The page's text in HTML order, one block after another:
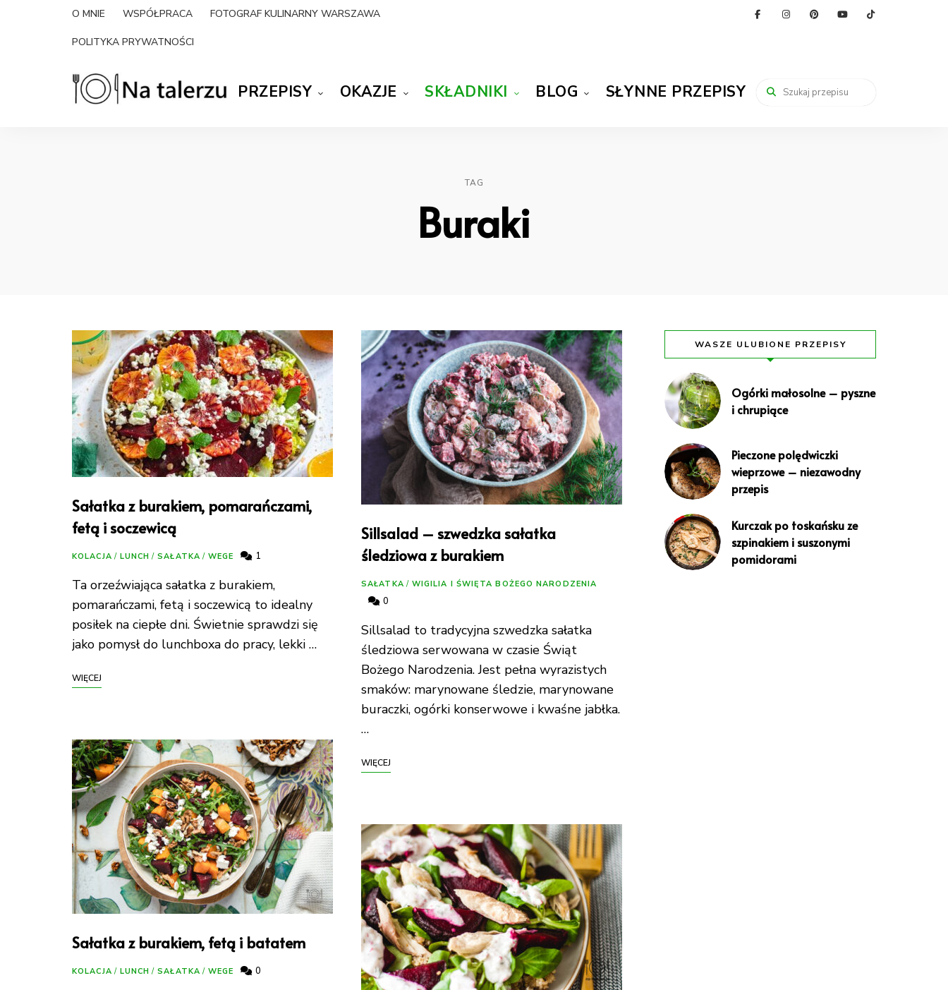
O MNIE WSPÓŁPRACA FOTOGRAF KULINARNY WARSZAWA
POLITYKA PRYWATNOŚCI
PRZEPISY OKAZJE SKŁADNIKI BLOG SŁYNNE PRZEPISY
TAG
Buraki
Sałatka z burakiem, pomarańczami,
fetą i soczewicą
KOLACJA / LUNCH / SAŁATKA / WEGE 1
Ta orzeźwiająca sałatka z burakiem,
pomarańczami, fetą i soczewicą to idealny
posiłek na ciepłe dni. Świetnie sprawdzi się
jako pomysł do lunchboxa do pracy, lekki …
WIĘCEJ
Sałatka z burakiem, fetą i batatem
KOLACJA / LUNCH / SAŁATKA / WEGE 0
Sillsalad – szwedzka sałatka
śledziowa z burakiem
SAŁATKA / WIGILIA I ŚWIĘTA BOŻEGO NARODZENIA
0
Sillsalad to tradycyjna szwedzka sałatka
śledziowa serwowana w czasie Świąt
Bożego Narodzenia. Jest pełna wyrazistych
smaków: marynowane śledzie, marynowane
buraczki, ogórki konserwowe i kwaśne jabłka.
…
WIĘCEJ
WASZE ULUBIONE PRZEPISY
Ogórki małosolne – pyszne
i chrupiące
Pieczone polędwiczki
wieprzowe – niezawodny
przepis
Kurczak po toskańsku ze
szpinakiem i suszonymi
pomidorami